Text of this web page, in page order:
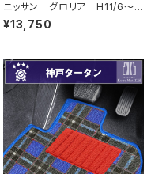
ニッサン グロリア H11/6〜H
16/10 Y34系 フロアマット
一式 カーマット スタンダード
¥13,750